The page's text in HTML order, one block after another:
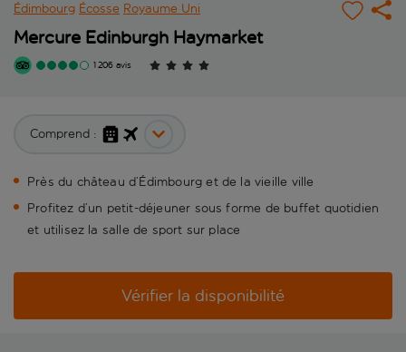
Édimbourg Écosse Royaume Uni
Mercure Edinburgh Haymarket
1 206 avis
Comprend :
Près du château d’Édimbourg et de la vieille ville
Profitez d’un petit-déjeuner sous forme de buffet quotidien
et utilisez la salle de sport sur place
Vérifier la disponibilité